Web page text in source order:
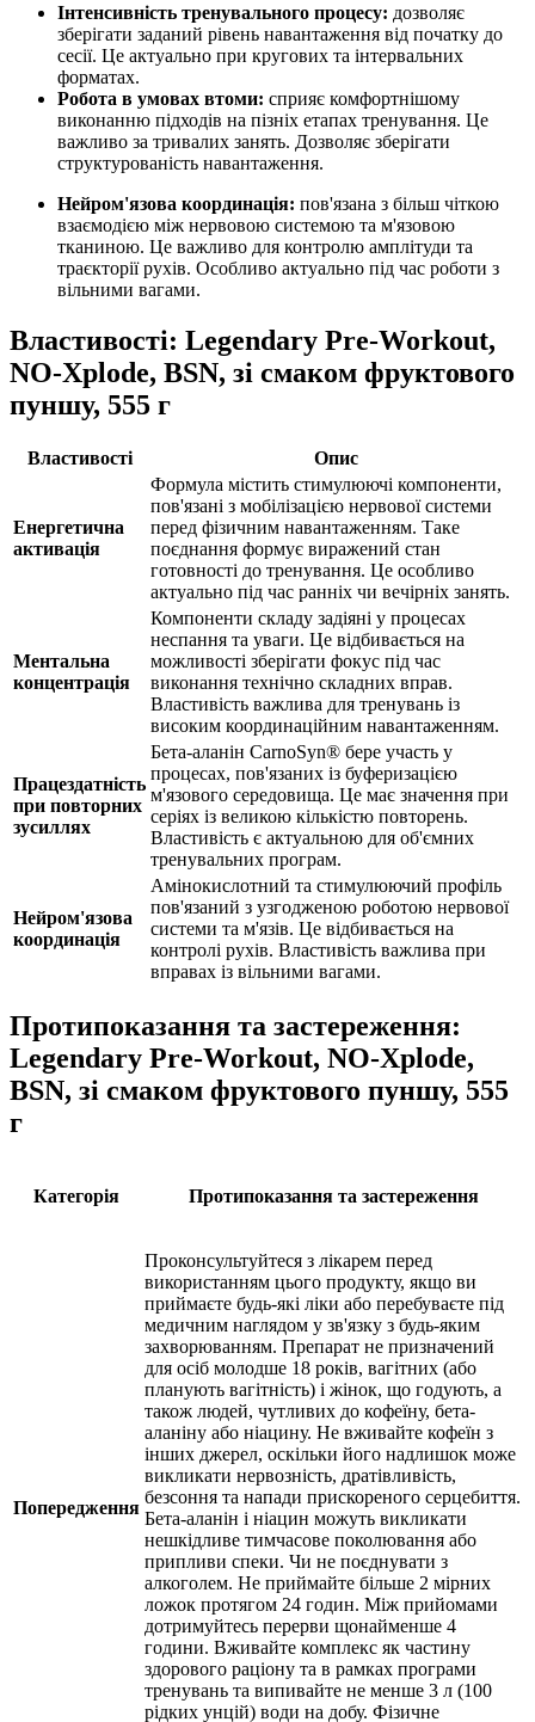
Інтенсивність тренувального процесу: дозволяє
зберігати заданий рівень навантаження від початку до
сесії. Це актуально при кругових та інтервальних
форматах.
Робота в умовах втоми: сприяє комфортнішому
виконанню підходів на пізніх етапах тренування. Це
важливо за тривалих занять. Дозволяє зберігати
структурованість навантаження.
Нейром'язова координація: пов'язана з більш чіткою
взаємодією між нервовою системою та м'язовою
тканиною. Це важливо для контролю амплітуди та
траєкторії рухів. Особливо актуально під час роботи з
вільними вагами.
Властивості: Legendary Pre-Workout,
NO-Xplode, BSN, зі смаком фруктового
пуншу, 555 г
Властивості Опис
Енергетична
активація
Формула містить стимулюючі компоненти,
пов'язані з мобілізацією нервової системи
перед фізичним навантаженням. Таке
поєднання формує виражений стан
готовності до тренування. Це особливо
актуально під час ранніх чи вечірніх занять.
Ментальна
концентрація
Компоненти складу задіяні у процесах
неспання та уваги. Це відбивається на
можливості зберігати фокус під час
виконання технічно складних вправ.
Властивість важлива для тренувань із
високим координаційним навантаженням.
Працездатність
при повторних
зусиллях
Бета-аланін CarnoSyn® бере участь у
процесах, пов'язаних із буферизацією
м'язового середовища. Це має значення при
серіях із великою кількістю повторень.
Властивість є актуальною для об'ємних
тренувальних програм.
Нейром'язова
координація
Амінокислотний та стимулюючий профіль
пов'язаний з узгодженою роботою нервової
системи та м'язів. Це відбивається на
контролі рухів. Властивість важлива при
вправах із вільними вагами.
Протипоказання та застереження:
Legendary Pre-Workout, NO-Xplode,
BSN, зі смаком фруктового пуншу, 555
г
Категорія Протипоказання та застереження
Попередження
Проконсультуйтеся з лікарем перед
використанням цього продукту, якщо ви
приймаєте будь-які ліки або перебуваєте під
медичним наглядом у зв'язку з будь-яким
захворюванням. Препарат не призначений
для осіб молодше 18 років, вагітних (або
планують вагітність) і жінок, що годують, а
також людей, чутливих до кофеїну, бета-
аланіну або ніацину. Не вживайте кофеїн з
інших джерел, оскільки його надлишок може
викликати нервозність, дратівливість,
безсоння та напади прискореного серцебиття.
Бета-аланін і ніацин можуть викликати
нешкідливе тимчасове поколювання або
припливи спеки. Чи не поєднувати з
алкоголем. Не приймайте більше 2 мірних
ложок протягом 24 годин. Між прийомами
дотримуйтесь перерви щонайменше 4
години. Вживайте комплекс як частину
здорового раціону та в рамках програми
тренувань та випивайте не менше 3 л (100
рідких унцій) води на добу. Фізичне